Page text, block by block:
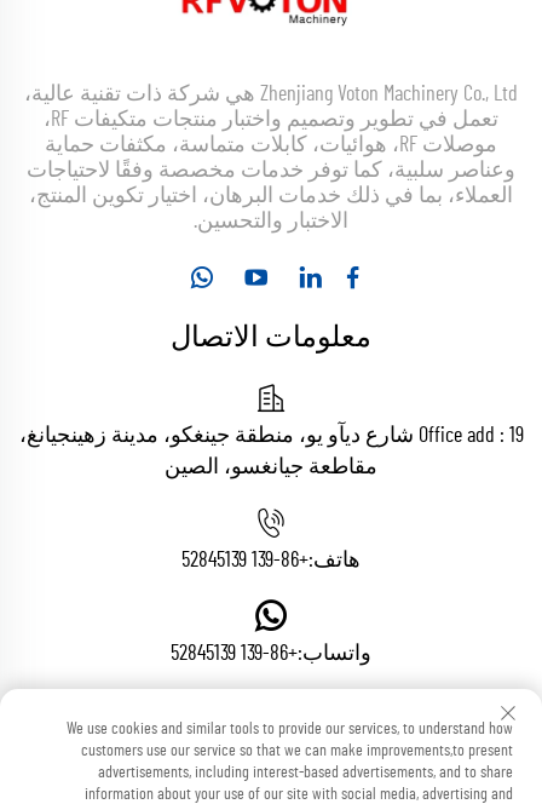
Zhenjiang Voton Machinery Co., Ltd هي شركة ذات تقنية عالية،
تعمل في تطوير وتصميم واختبار منتجات متكيفات RF،
موصلات RF، هوائيات، كابلات متماسة، مكثفات حماية
وعناصر سلبية، كما توفر خدمات مخصصة وفقًا لاحتياجات
العملاء، بما في ذلك خدمات البرهان، اختيار تكوين المنتج،
الاختبار والتحسين.
معلومات الاتصال
Office add : 19 شارع ديآو يو، منطقة جينغكو، مدينة زهينجيانغ،
مقاطعة جيانغسو، الصين
هاتف:+86-139 52845139
واتساب:+86-139 52845139
البريد الإلكتروني:[email protected]
We use cookies and similar tools to provide our services, to understand how
customers use our service so that we can make improvements,to present
advertisements, including interest-based advertisements, and to share
information about your use of our site with social media, advertising and